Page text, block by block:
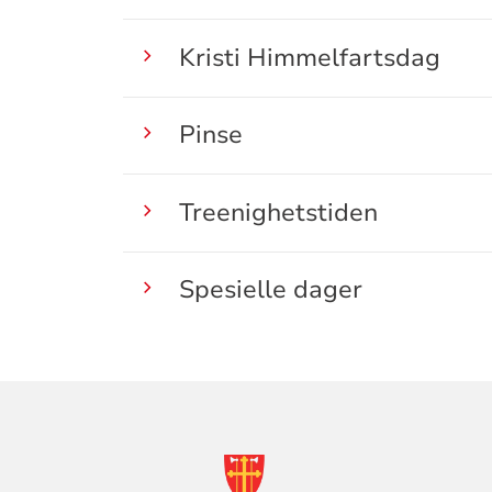
Kristi Himmelfartsdag
Pinse
Treenighetstiden
Spesielle dager